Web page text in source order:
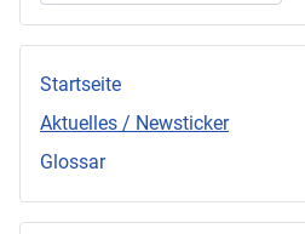
Startseite
Aktuelles / Newsticker
Glossar